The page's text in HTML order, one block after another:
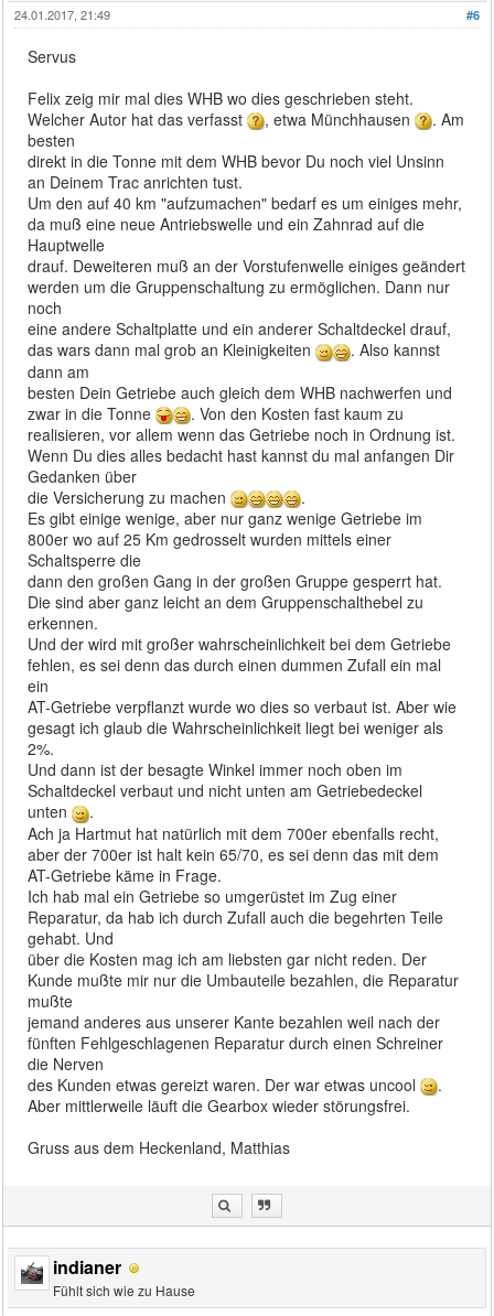
#6
24.01.2017, 21:49
Servus
Felix zeig mir mal dies WHB wo dies geschrieben steht.
Welcher Autor hat das verfasst
, etwa Münchhausen
. Am
besten
direkt in die Tonne mit dem WHB bevor Du noch viel Unsinn
an Deinem Trac anrichten tust.
Um den auf 40 km "aufzumachen" bedarf es um einiges mehr,
da muß eine neue Antriebswelle und ein Zahnrad auf die
Hauptwelle
drauf. Deweiteren muß an der Vorstufenwelle einiges geändert
werden um die Gruppenschaltung zu ermöglichen. Dann nur
noch
eine andere Schaltplatte und ein anderer Schaltdeckel drauf,
das wars dann mal grob an Kleinigkeiten
. Also kannst
dann am
besten Dein Getriebe auch gleich dem WHB nachwerfen und
zwar in die Tonne
. Von den Kosten fast kaum zu
realisieren, vor allem wenn das Getriebe noch in Ordnung ist.
Wenn Du dies alles bedacht hast kannst du mal anfangen Dir
Gedanken über
die Versicherung zu machen
.
Es gibt einige wenige, aber nur ganz wenige Getriebe im
800er wo auf 25 Km gedrosselt wurden mittels einer
Schaltsperre die
dann den großen Gang in der großen Gruppe gesperrt hat.
Die sind aber ganz leicht an dem Gruppenschalthebel zu
erkennen.
Und der wird mit großer wahrscheinlichkeit bei dem Getriebe
fehlen, es sei denn das durch einen dummen Zufall ein mal
ein
AT-Getriebe verpflanzt wurde wo dies so verbaut ist. Aber wie
gesagt ich glaub die Wahrscheinlichkeit liegt bei weniger als
2%.
Und dann ist der besagte Winkel immer noch oben im
Schaltdeckel verbaut und nicht unten am Getriebedeckel
unten
.
Ach ja Hartmut hat natürlich mit dem 700er ebenfalls recht,
aber der 700er ist halt kein 65/70, es sei denn das mit dem
AT-Getriebe käme in Frage.
Ich hab mal ein Getriebe so umgerüstet im Zug einer
Reparatur, da hab ich durch Zufall auch die begehrten Teile
gehabt. Und
über die Kosten mag ich am liebsten gar nicht reden. Der
Kunde mußte mir nur die Umbauteile bezahlen, die Reparatur
mußte
jemand anderes aus unserer Kante bezahlen weil nach der
fünften Fehlgeschlagenen Reparatur durch einen Schreiner
die Nerven
des Kunden etwas gereizt waren. Der war etwas uncool
.
Aber mittlerweile läuft die Gearbox wieder störungsfrei.
Gruss aus dem Heckenland, Matthias
indianer
Fühlt sich wie zu Hause